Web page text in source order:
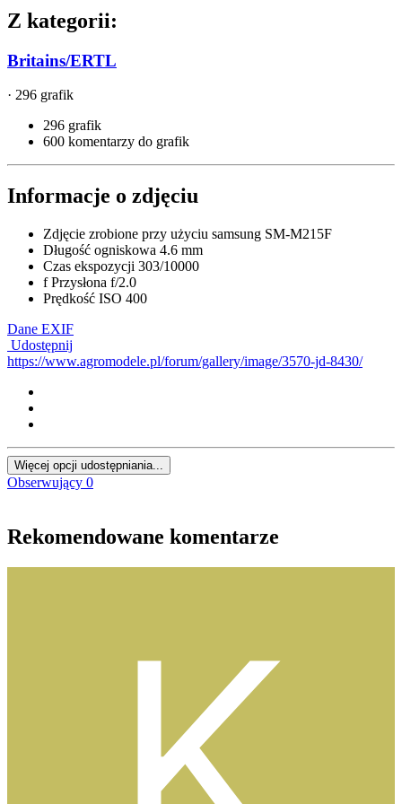
Z kategorii:
Britains/ERTL
· 296 grafik
296 grafik
600 komentarzy do grafik
Informacje o zdjęciu
Zdjęcie zrobione przy użyciu samsung SM-M215F
Długość ogniskowa 4.6 mm
Czas ekspozycji 303/10000
f Przysłona f/2.0
Prędkość ISO 400
Dane EXIF
Udostępnij
https://www.agromodele.pl/forum/gallery/image/3570-jd-8430/
Więcej opcji udostępniania...
Obserwujący 0
Rekomendowane komentarze